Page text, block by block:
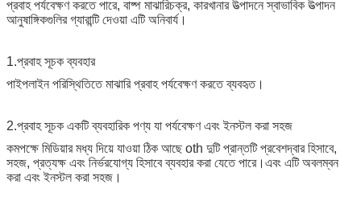
প্রবাহ পর্যবেক্ষণ করতে পারে, বাষ্প মাঝারিচক্র, কারখানার উত্পাদনে স্বাভাবিক উত্পাদন
আনুষাঙ্গিকগুলির গ্যারান্টি দেওয়া এটি অনিবার্য।
1.প্রবাহ সূচক ব্যবহার
পাইপলাইন পরিস্থিতিতে মাঝারি প্রবাহ পর্যবেক্ষণ করতে ব্যবহৃত।
2.প্রবাহ সূচক একটি ব্যবহারিক পণ্য যা পর্যবেক্ষণ এবং ইনস্টল করা সহজ
কমপক্ষে মিডিয়ার মধ্য দিয়ে যাওয়া ঠিক আছে oth দুটি প্রান্তটি প্রবেশদ্বার হিসাবে,
সহজ, প্রত্যক্ষ এবং নির্ভরযোগ্য হিসাবে ব্যবহার করা যেতে পারে।এবং এটি অবলম্বন
করা এবং ইনস্টল করা সহজ।